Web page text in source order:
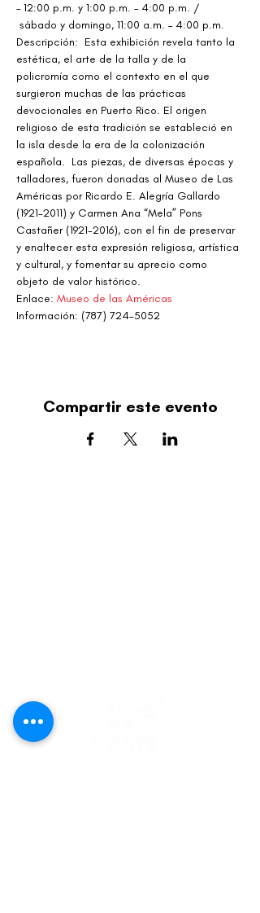
– 12:00 p.m. y 1:00 p.m. – 4:00 p.m. /
sábado y domingo, 11:00 a.m. – 4:00 p.m.
Descripción:  Esta exhibición revela tanto la
estética, el arte de la talla y de la
policromía como el contexto en el que
surgieron muchas de las prácticas
devocionales en Puerto Rico. El origen
religioso de esta tradición se estableció en
la isla desde la era de la colonización
española.  Las piezas, de diversas épocas y
talladores, fueron donadas al Museo de Las
Américas por Ricardo E. Alegría Gallardo
(1921-2011) y Carmen Ana “Mela” Pons
Castañer (1921-2016), con el fin de preservar
y enaltecer esta expresión religiosa, artística
y cultural, y fomentar su aprecio como
objeto de valor histórico.
Enlace: Museo de las Américas
Información: (787) 724-5052
Compartir este evento